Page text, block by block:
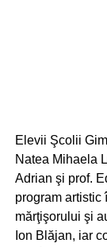
Elevii Şcolii
Natea Mihaela
Adrian şi prof.
program artistic
mărţişorului şi
Ion Blăjan, iar